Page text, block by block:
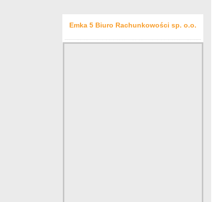
Emka 5 Biuro Rachunkowości sp. o.o.